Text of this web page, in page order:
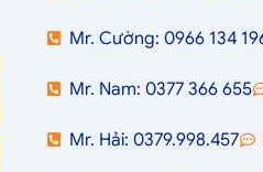
Mr. Cường: 0966 134
Mr. Nam: 0377 366 655
Mr. Hải: 0379.998.457